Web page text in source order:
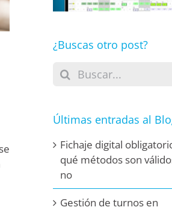
¿Buscas otro post?
Buscar:
Últimas entradas al
Fichaje digital
qué métodos son
no
Gestión de turnos en